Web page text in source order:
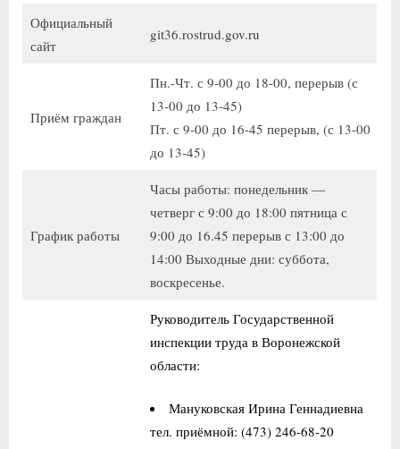
Официальный
сайт
git36.rostrud.gov.ru
Приём граждан
Пн.-Чт. с 9-00 до 18-00, перерыв (с
13-00 до 13-45)
Пт. с 9-00 до 16-45 перерыв, (с 13-00
до 13-45)
График работы
Часы работы: понедельник —
четверг с 9:00 до 18:00 пятница с
9:00 до 16.45 перерыв с 13:00 до
14:00 Выходные дни: суббота,
воскресенье.
Руководитель Государственной
инспекции труда в Воронежской
области:
Мануковская Ирина Геннадиевна
тел. приёмной: (473) 246-68-20